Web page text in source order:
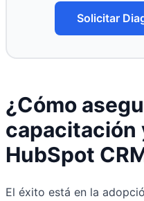
Solicitar
¿Cómo
capacitación
HubSpot
El éxito está en la